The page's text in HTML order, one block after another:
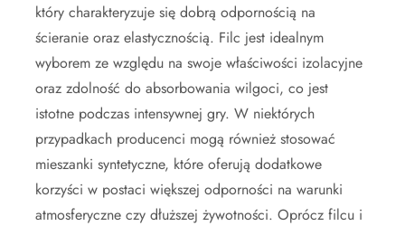
który charakteryzuje się dobrą odpornością na
ścieranie oraz elastycznością. Filc jest idealnym
wyborem ze względu na swoje właściwości izolacyjne
oraz zdolność do absorbowania wilgoci, co jest
istotne podczas intensywnej gry. W niektórych
przypadkach producenci mogą również stosować
mieszanki syntetyczne, które oferują dodatkowe
korzyści w postaci większej odporności na warunki
atmosferyczne czy dłuższej żywotności. Oprócz filcu i